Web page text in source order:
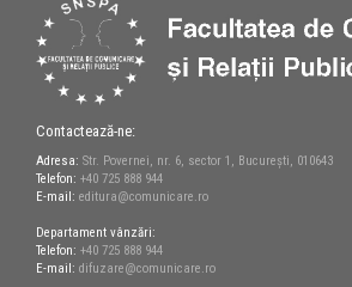
Contactează-ne:
Adresa: Str. Povernei, nr. 6, sector 1, București, 010643
Telefon: +40 725 888 944
E-mail: editura@comunicare.ro
Departament vânzări:
Telefon: +40 725 888 944
E-mail: difuzare@comunicare.ro